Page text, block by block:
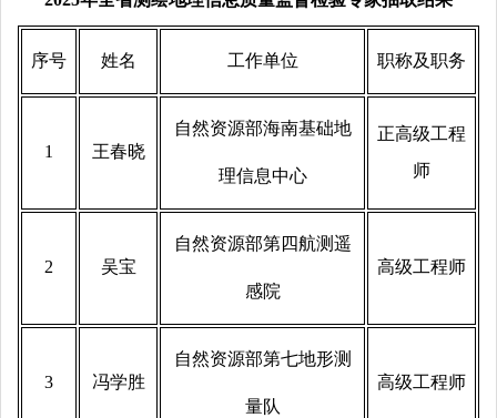
序号 姓名 工作单位 职称及职务
1 王春晓
自然资源部海南基础地
理信息中心
正高级工程
师
2 吴宝
自然资源部第四航测遥
感院
高级工程师
3 冯学胜
自然资源部第七地形测
量队
高级工程师